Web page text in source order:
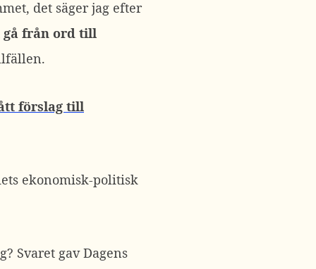
det säger jag efter
gå från ord till
förslag till
ekonomisk-politisk
Svaret gav Dagens